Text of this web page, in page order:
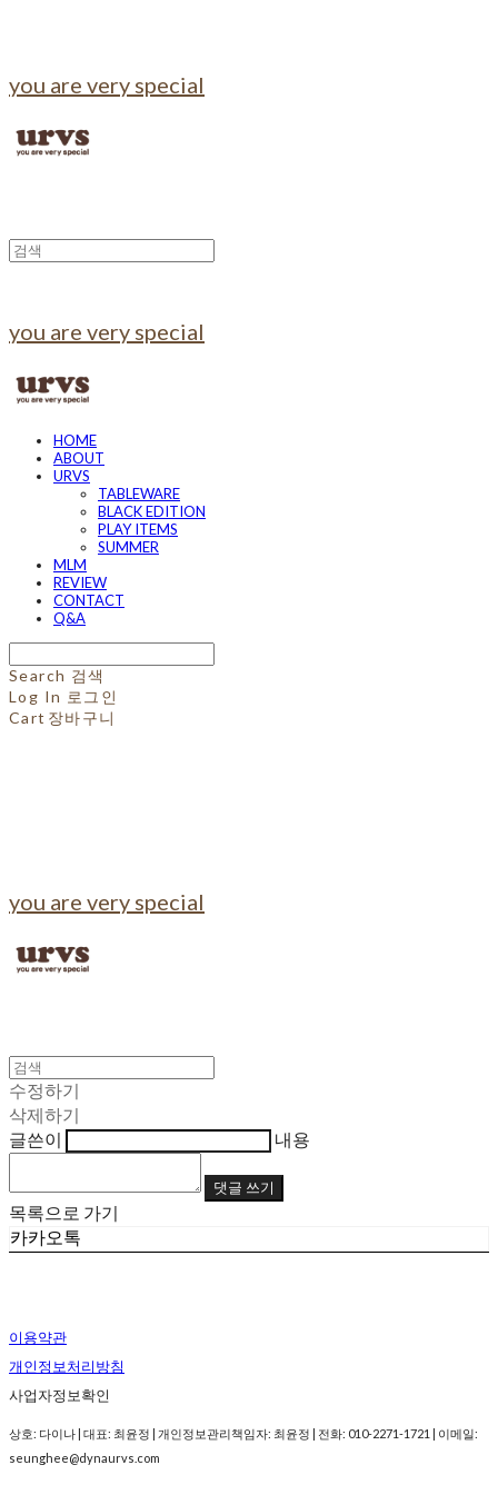
you are very special
you are very special
HOME
ABOUT
URVS
TABLEWARE
BLACK EDITION
PLAY ITEMS
SUMMER
MLM
REVIEW
CONTACT
Q&A
Search 검색
Log In 로그인
Cart 장바구니
you are very special
수정하기
삭제하기
글쓴이
내용
댓글 쓰기
목록으로 가기
카카오톡
이용약관
개인정보처리방침
사업자정보확인
상호: 다이나 | 대표: 최윤정 | 개인정보관리책임자: 최윤정 | 전화: 010-2271-1721 | 이메일:
seunghee@dynaurvs.com